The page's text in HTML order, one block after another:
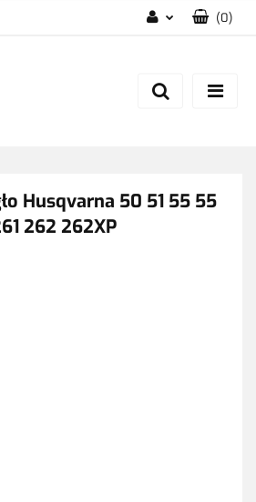
Zarejestruj się
(0)
Husqvarna 50 51 55 55
262 262XP